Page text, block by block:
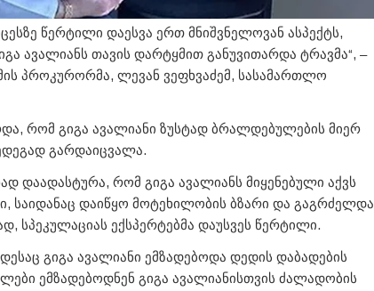
წერტილი დაესვა ერთ მნიშვნელოვან ასპექტს,
ავალიანს თავის დარტყმით განუვითარდა ტრავმა“, –
პროკურორმა, ლევან ვეფხვაძემ, სასამართლო
რომ გიგა ავალიანი ზუსტად ბრალდებულების მიერ
გარდაიცვალა.
დაადასტურა, რომ გიგა ავალიანს მიყენებული აქვს
საიდანაც დაიწყო მოტეხილობის ბზარი და გაგრძელდა
სპეკულაციას ექსპერტებმა დაუსვეს წერტილი.
გიგა ავალიანი ემზადებოდა დედის დაბადების
ემზადებოდნენ გიგა ავალიანისთვის ძალადობის